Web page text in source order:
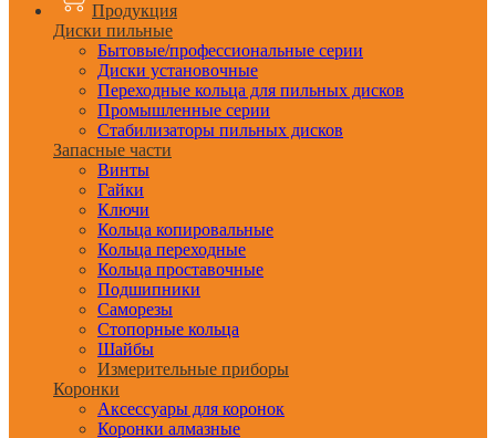
Продукция
Диски пильные
Бытовые/профессиональные серии
Диски установочные
Переходные кольца для пильных дисков
Промышленные серии
Стабилизаторы пильных дисков
Запасные части
Винты
Гайки
Ключи
Кольца копировальные
Кольца переходные
Кольца проставочные
Подшипники
Саморезы
Стопорные кольца
Шайбы
Измерительные приборы
Коронки
Аксессуары для коронок
Коронки алмазные